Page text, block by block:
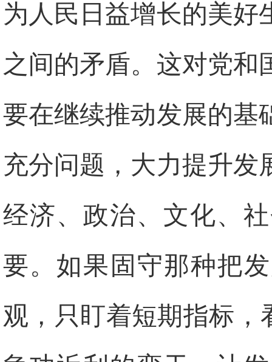
为人民日益增长的美好
之间的矛盾。这对党和
要在继续推动发展的基
充分问题，大力提升发
经济、政治、文化、
要。如果固守那种把
观，只盯着短期指标，